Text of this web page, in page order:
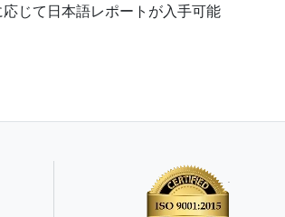
応じて日本語レポートが入手可能